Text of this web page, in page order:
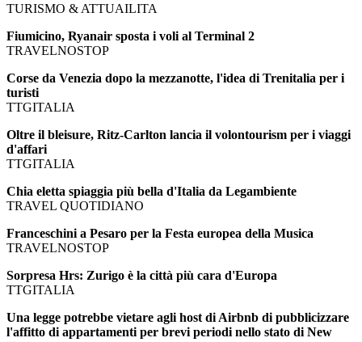
TURISMO & ATTUAILITA
Fiumicino, Ryanair sposta i voli al Terminal 2
TRAVELNOSTOP
Corse da Venezia dopo la mezzanotte, l'idea di Trenitalia per i
turisti
TTGITALIA
Oltre il bleisure, Ritz-Carlton lancia il volontourism per i viaggi
d'affari
TTGITALIA
Chia eletta spiaggia più bella d'Italia da Legambiente
TRAVEL QUOTIDIANO
Franceschini a Pesaro per la Festa europea della Musica
TRAVELNOSTOP
Sorpresa Hrs: Zurigo è la città più cara d'Europa
TTGITALIA
Una legge potrebbe vietare agli host di Airbnb di pubblicizzare
l'affitto di appartamenti per brevi periodi nello stato di New